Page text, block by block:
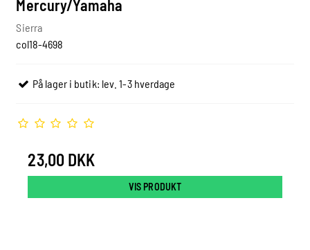
Mercury/Yamaha
Sierra
col18-4698
På lager i butik: lev. 1-3 hverdage
23,00 DKK
VIS PRODUKT